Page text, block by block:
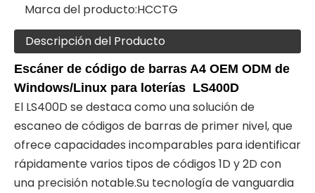
Marca del producto:HCCTG
Descripción del Producto
Escáner de código de barras A4 OEM ODM de
Windows/Linux para loterías LS400D
El LS400D se destaca como una solución de
escaneo de códigos de barras de primer nivel, que
ofrece capacidades incomparables para identificar
rápidamente varios tipos de códigos 1D y 2D con
una precisión notable.Su tecnología de vanguardia